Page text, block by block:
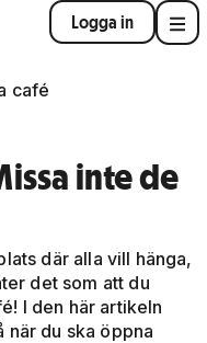
Logga in
café
inte de
där alla vill hänga,
det som att du
I den här artikeln
när du ska öppna